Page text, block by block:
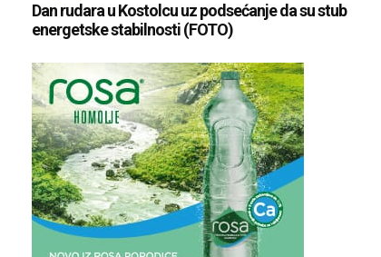
Dan rudara u Kostolcu uz podsećanje da su stub
energetske stabilnosti (FOTO)